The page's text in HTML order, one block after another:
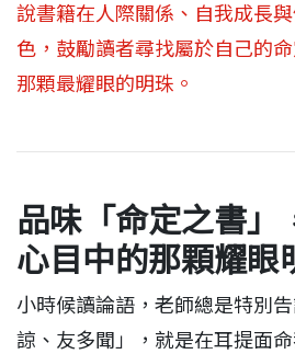
說書籍在人際關係、自我成長
色，鼓勵讀者尋找屬於自己的
那顆最耀眼的明珠。
品味「命定之書」
心目中的那顆耀眼
小時候讀論語，老師總是特別
諒、友多聞」，就是在耳提面